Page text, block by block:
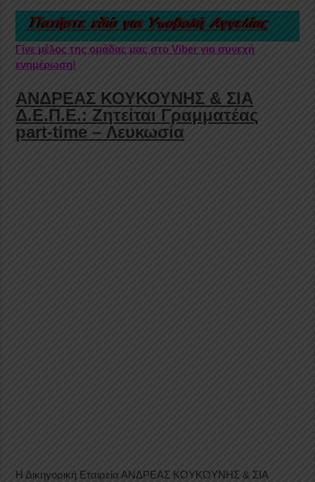
Γίνε μέλος της ομάδας μας στο Viber για συνεχή
ενημέρωση!
ΑΝΔΡΕΑΣ ΚΟΥΚΟΥΝΗΣ & ΣΙΑ
Δ.Ε.Π.Ε.: Ζητείται Γραμματέας
part-time – Λευκωσία
Η Δικηγορική Εταιρεία ΑΝΔΡΕΑΣ ΚΟΥΚΟΥΝΗΣ & ΣΙΑ